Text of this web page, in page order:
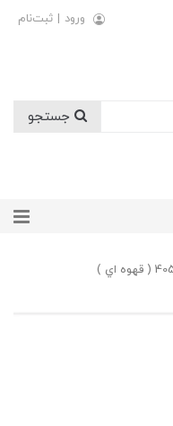
ورود | ثبت‌نام